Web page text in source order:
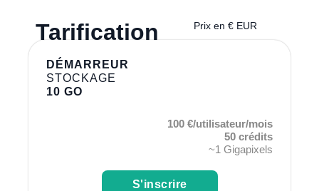
Tarification Prix en € EUR
DÉMARREUR
STOCKAGE
10 GO
100 €/utilisateur/mois
50 crédits
~1 Gigapixels
S'inscrire